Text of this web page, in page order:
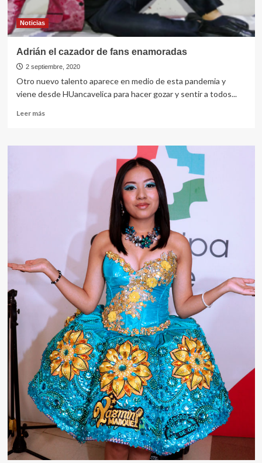
Noticias
Adrián el cazador de fans enamoradas
2 septiembre, 2020
Otro nuevo talento aparece en medio de esta pandemia y
viene desde HUancavelica para hacer gozar y sentir a todos...
Leer másLeer
Adrián